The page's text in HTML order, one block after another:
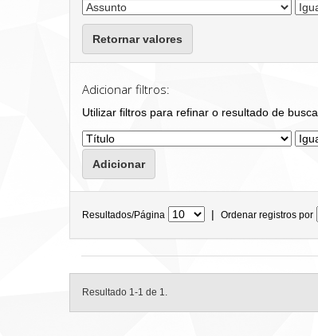
Retornar valores
Adicionar filtros:
Utilizar filtros para refinar o resultado de busca.
Resultados/Página | Ordenar registros por
Resultado 1-1 de 1.